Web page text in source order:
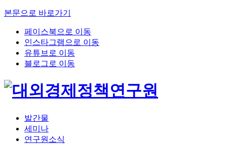
본문으로 바로가기
페이스북으로 이동
인스타그램으로 이동
유튜브로 이동
블로그로 이동
발간물
세미나
연구원소식